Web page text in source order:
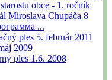
obce - 1. ročník
Miroslava Chupáča 8
...
ples 5. február 2011
2009
ples 1.6. 2008